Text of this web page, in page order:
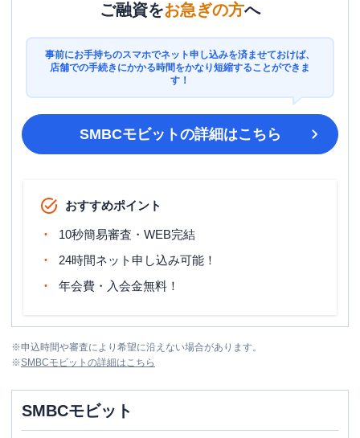
ご融資をお急ぎの方へ
事前にお手持ちのスマホでネット申し込みを済ませておけば、
店舗での手続きにかかる時間をかなり短縮することができま
す！
SMBCモビットの詳細はこちら
おすすめポイント
10秒簡易審査・WEB完結
24時間ネット申し込み可能！
年会費・入会金無料！
※申込時間や審査により希望に沿えない場合があります。
※SMBCモビット の詳細はこちら
SMBCモビット